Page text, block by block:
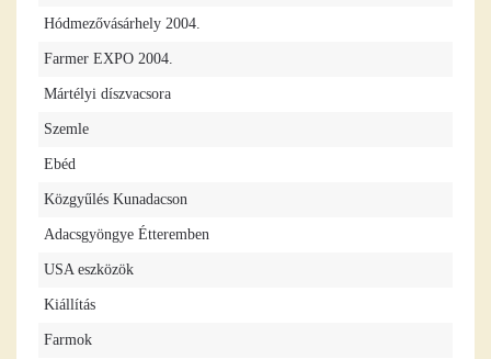
Hódmezővásárhely 2004.
Farmer EXPO 2004.
Mártélyi díszvacsora
Szemle
Ebéd
Közgyűlés Kunadacson
Adacsgyöngye Étteremben
USA eszközök
Kiállítás
Farmok